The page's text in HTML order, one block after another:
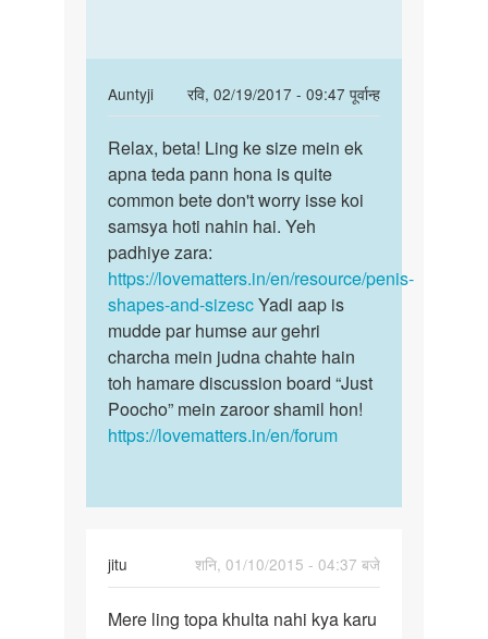
ladki
by
Auntyji
h
koi
Auntyji
रवि, 02/19/2017 - 09:47 पूर्वान्ह
In
reply
to
Aunty
ji
mera
ling
teda
h
koi
by
Anonymous
Relax,
beta!
Ling
ke
size
Relax, beta! Ling ke size mein ek
apna teda pann hona is quite
common bete don't worry isse koi
samsya hoti nahin hai. Yeh
padhiye zara:
https://lovematters.in/en/resource/penis-
shapes-and-sizescYadi aap is
mudde par humse aur gehri
charcha mein judna chahte hain
toh hamare discussion board “Just
Poocho” mein zaroor shamil hon!
https://lovematters.in/en/forum
jitu
शनि, 01/10/2015 - 04:37 बजे
Mere
Mere ling topa khulta nahi kya karu